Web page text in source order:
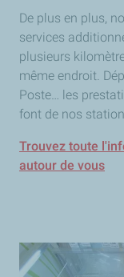
De plus en plus,
services
plusieurs
même endroit.
Poste… les
font de nos
Trouvez toute
autour de vous